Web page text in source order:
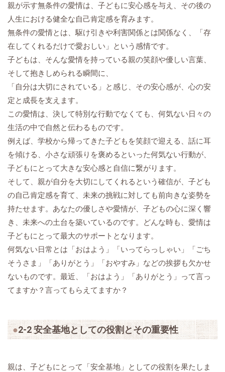
親が示す無条件の愛情は、子どもに安心感を与え、その後の
人生における健全な自己肯定感を育みます。
無条件の愛情とは、駆け引きや利害関係とは関係なく、「存
在してくれるだけで愛おしい」という感情です。
子どもは、そんな愛情を持っている親の笑顔や優しい言葉、
そして抱きしめられる瞬間に、
「自分は大切にされている」と感じ、その安心感が、心の安
定と成長を支えます。
この愛情は、決して特別な行動でなくても、何気ない日々の
生活の中で自然と伝わるものです。
例えば、学校から帰ってきた子どもを笑顔で迎える、話に耳
を傾ける、小さな頑張りを褒めるといった何気ない行動が、
子どもにとって大きな安心感と自信に繋がります。
そして、親が自分を大切にしてくれるという確信が、子ども
の自己肯定感を育て、未来の挑戦に対しても前向きな姿勢を
持たせます。あなたの優しさや愛情が、子どもの心に深く響
き、未来への土台を築いているのです。どんな時も、愛情は
子どもにとって最大のサポートとなります。
何気ない日常とは「おはよう」「いってらっしゃい」「ごち
そうさま」「ありがとう」「おやすみ」などの挨拶も欠かせ
ないものです。最近、「おはよう」「ありがとう」って言っ
てますか？言ってもらえてますか？
2-2 安全基地としての役割とその重要性
親は、子どもにとって「安全基地」としての役割を果たしま